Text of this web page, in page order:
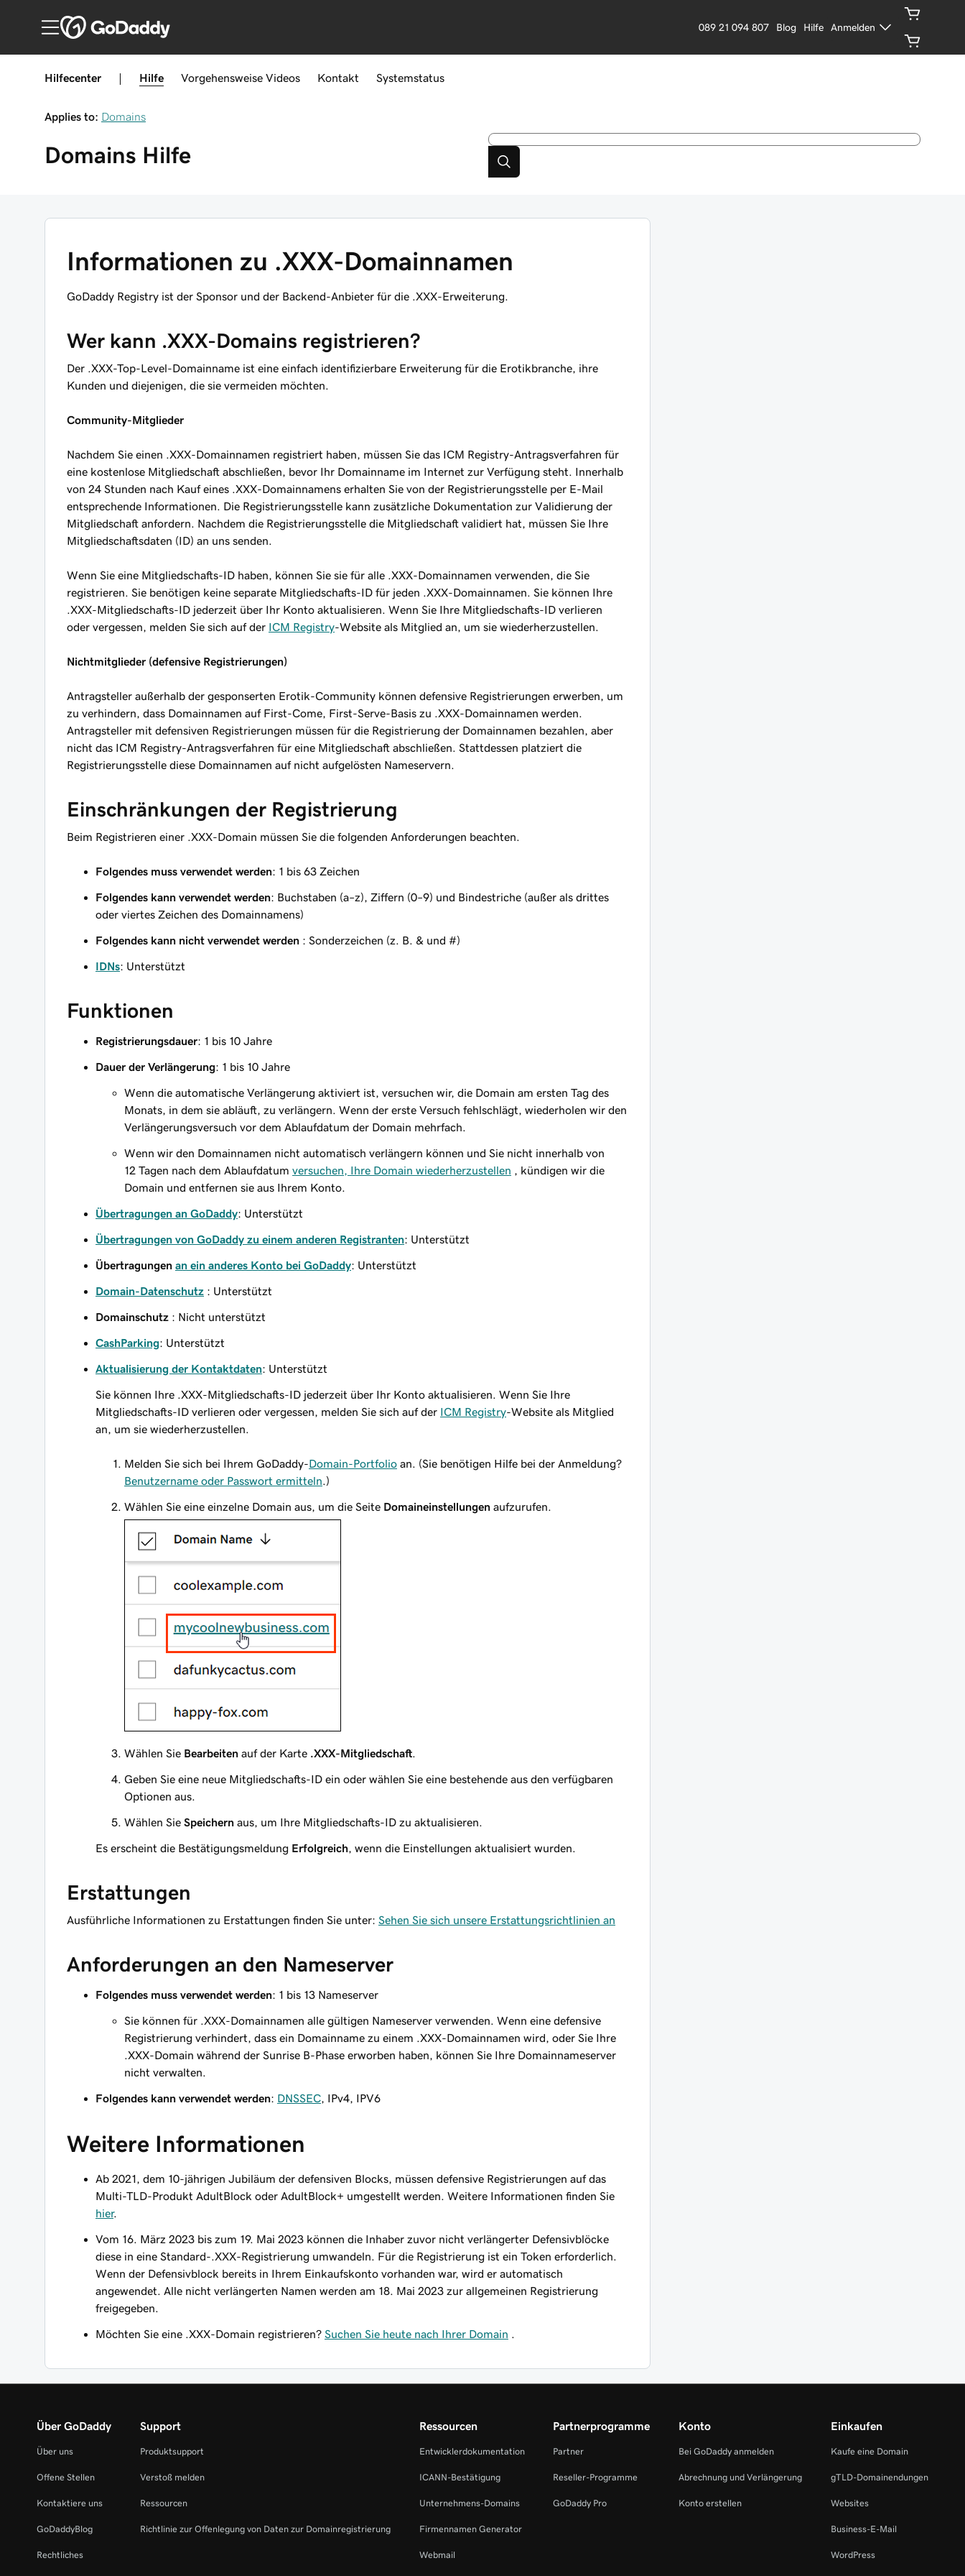
089 21 094 807 Blog Hilfe Anmelden
Hilfecenter Hilfe Vorgehensweise Videos Kontakt Systemstatus
Applies to: Domains
Domains Hilfe
Informationen zu .XXX-Domainnamen
GoDaddy Registry ist der Sponsor und der Backend-Anbieter für die .XXX-Erweiterung.
Wer kann .XXX-Domains registrieren?
Der .XXX-Top-Level-Domainname ist eine einfach identifizierbare Erweiterung für die Erotikbranche, ihre
Kunden und diejenigen, die sie vermeiden möchten.
Community-Mitglieder
Nachdem Sie einen .XXX-Domainnamen registriert haben, müssen Sie das ICM Registry-Antragsverfahren für
eine kostenlose Mitgliedschaft abschließen, bevor Ihr Domainname im Internet zur Verfügung steht. Innerhalb
von 24 Stunden nach Kauf eines .XXX-Domainnamens erhalten Sie von der Registrierungsstelle per E-Mail
entsprechende Informationen. Die Registrierungsstelle kann zusätzliche Dokumentation zur Validierung der
Mitgliedschaft anfordern. Nachdem die Registrierungsstelle die Mitgliedschaft validiert hat, müssen Sie Ihre
Mitgliedschaftsdaten (ID) an uns senden.
Wenn Sie eine Mitgliedschafts-ID haben, können Sie sie für alle .XXX-Domainnamen verwenden, die Sie
registrieren. Sie benötigen keine separate Mitgliedschafts-ID für jeden .XXX-Domainnamen. Sie können Ihre
.XXX-Mitgliedschafts-ID jederzeit über Ihr Konto aktualisieren. Wenn Sie Ihre Mitgliedschafts-ID verlieren
oder vergessen, melden Sie sich auf der ICM Registry-Website als Mitglied an, um sie wiederherzustellen.
Nichtmitglieder (defensive Registrierungen)
Antragsteller außerhalb der gesponserten Erotik-Community können defensive Registrierungen erwerben, um
zu verhindern, dass Domainnamen auf First-Come, First-Serve-Basis zu .XXX-Domainnamen werden.
Antragsteller mit defensiven Registrierungen müssen für die Registrierung der Domainnamen bezahlen, aber
nicht das ICM Registry-Antragsverfahren für eine Mitgliedschaft abschließen. Stattdessen platziert die
Registrierungsstelle diese Domainnamen auf nicht aufgelösten Nameservern.
Einschränkungen der Registrierung
Beim Registrieren einer .XXX-Domain müssen Sie die folgenden Anforderungen beachten.
Folgendes muss verwendet werden: 1 bis 63 Zeichen
Folgendes kann verwendet werden: Buchstaben (a–z), Ziffern (0–9) und Bindestriche (außer als drittes
oder viertes Zeichen des Domainnamens)
Folgendes kann nicht verwendet werden : Sonderzeichen (z. B. & und #)
IDNs: Unterstützt
Funktionen
Registrierungsdauer: 1 bis 10 Jahre
Dauer der Verlängerung: 1 bis 10 Jahre
Wenn die automatische Verlängerung aktiviert ist, versuchen wir, die Domain am ersten Tag des
Monats, in dem sie abläuft, zu verlängern. Wenn der erste Versuch fehlschlägt, wiederholen wir den
Verlängerungsversuch vor dem Ablaufdatum der Domain mehrfach.
Wenn wir den Domainnamen nicht automatisch verlängern können und Sie nicht innerhalb von
12 Tagen nach dem Ablaufdatum versuchen, Ihre Domain wiederherzustellen , kündigen wir die
Domain und entfernen sie aus Ihrem Konto.
Übertragungen an GoDaddy: Unterstützt
Übertragungen von GoDaddy zu einem anderen Registranten: Unterstützt
Übertragungen an ein anderes Konto bei GoDaddy: Unterstützt
Domain-Datenschutz : Unterstützt
Domainschutz : Nicht unterstützt
CashParking: Unterstützt
Aktualisierung der Kontaktdaten: Unterstützt
Sie können Ihre .XXX-Mitgliedschafts-ID jederzeit über Ihr Konto aktualisieren. Wenn Sie Ihre
Mitgliedschafts-ID verlieren oder vergessen, melden Sie sich auf der ICM Registry-Website als Mitglied
an, um sie wiederherzustellen.
Melden Sie sich bei Ihrem GoDaddy-Domain-Portfolio an. (Sie benötigen Hilfe bei der Anmeldung?
Benutzername oder Passwort ermitteln .)
Wählen Sie eine einzelne Domain aus, um die Seite Domaineinstellungen aufzurufen.
Wählen Sie Bearbeiten auf der Karte .XXX-Mitgliedschaft
Geben Sie eine neue Mitgliedschafts-ID ein oder wählen Sie eine bestehende aus den verfügbaren
Optionen aus.
Wählen Sie Speichern aus, um Ihre Mitgliedschafts-ID zu aktualisieren.
Es erscheint die Bestätigungsmeldung Erfolgreich , wenn die Einstellungen aktualisiert wurden.
Erstattungen
Ausführliche Informationen zu Erstattungen finden Sie unter: Sehen Sie sich unsere Erstattungsrichtlinien an
Anforderungen an den Nameserver
Folgendes muss verwendet werden: 1 bis 13 Nameserver
Sie können für .XXX-Domainnamen alle gültigen Nameserver verwenden. Wenn eine defensive
Registrierung verhindert, dass ein Domainname zu einem .XXX-Domainnamen wird, oder Sie Ihre
.XXX-Domain während der Sunrise B-Phase erworben haben, können Sie Ihre Domainnameserver
nicht verwalten.
Folgendes kann verwendet werden: DNSSEC , IPv4, IPV6
Weitere Informationen
Ab 2021, dem 10-jährigen Jubiläum der defensiven Blocks, müssen defensive Registrierungen auf das
Multi-TLD-Produkt AdultBlock oder AdultBlock+ umgestellt werden. Weitere Informationen finden Sie
hier.
Vom 16. März 2023 bis zum 19. Mai 2023 können die Inhaber zuvor nicht verlängerter Defensivblöcke
diese in eine Standard-.XXX-Registrierung umwandeln. Für die Registrierung ist ein Token erforderlich.
Wenn der Defensivblock bereits in Ihrem Einkaufskonto vorhanden war, wird er automatisch
angewendet. Alle nicht verlängerten Namen werden am 18. Mai 2023 zur allgemeinen Registrierung
freigegeben.
Möchten Sie eine .XXX-Domain registrieren? Suchen Sie heute nach Ihrer Domain
Über GoDaddy
Über uns
Offene Stellen
Kontaktiere uns
GoDaddyBlog
Rechtliches
Support
Produktsupport
Verstoß melden
Ressourcen
Richtlinie zur Offenlegung von Daten zur Domainregistrierung
Ressourcen
Entwicklerdokumentation
ICANN-Bestätigung
Unternehmens-Domains
Firmennamen Generator
Webmail
Partnerprogramme
Partner
Reseller-Programme
GoDaddy Pro
Konto
Bei GoDaddy anmelden
Abrechnung und Verlängerung
Konto erstellen
Einkaufen
Kaufe eine Domain
gTLD-Domainendungen
Websites
Business-E-Mail
WordPress